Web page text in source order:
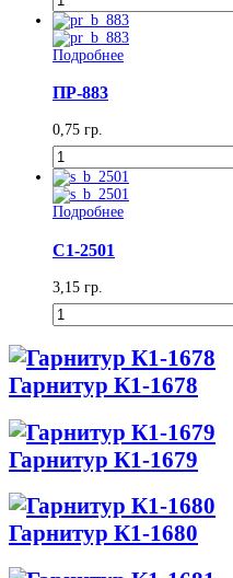
Подробнее
ПР-883
0,75 гр.
Подробнее
С1-2501
3,15 гр.
Гарнитур К1-1678
Гарнитур К1-1679
Гарнитур К1-1680